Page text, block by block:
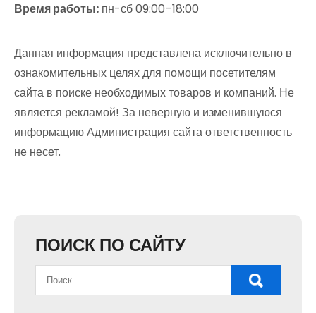
Время работы: пн-сб 09:00–18:00
Данная информация представлена исключительно в
ознакомительных целях для помощи посетителям
сайта в поиске необходимых товаров и компаний. Не
является рекламой! За неверную и изменившуюся
информацию Администрация сайта ответственность
не несет.
ПОИСК ПО САЙТУ